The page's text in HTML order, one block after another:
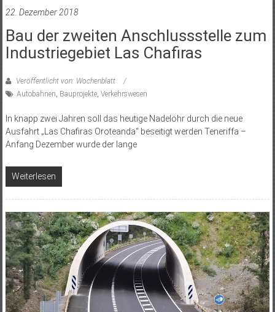
22. Dezember 2018
Bau der zweiten Anschlussstelle zum
Industriegebiet Las Chafiras
Veröffentlicht von: Wochenblatt
Autobahnen, Bauprojekte, Verkehrswesen
In knapp zwei Jahren soll das heutige Nadelöhr durch die neue
Ausfahrt „Las Chafiras Oroteanda“ beseitigt werden Teneriffa –
Anfang Dezember wurde der lange
Weiterlesen